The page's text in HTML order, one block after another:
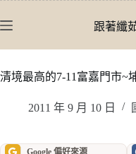
至
內
跟著纖
清境最高的7-11富嘉門市~
2011 年 9 月 10 日
Google 偏好來源